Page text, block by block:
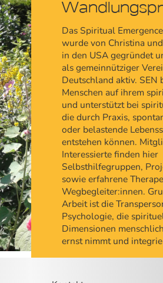
Das Spiritual
wurde von Christina
in den USA gegründet
als gemeinnütziger
Deutschland aktiv. SEN
Menschen auf ihrem
und unterstützt bei
die durch Praxis,
oder belastende
entstehen können.
Interessierte finden hier
Selbsthilfegruppen,
sowie erfahrene
Wegbegleiter:innen.
Arbeit ist die
Psychologie, die
Dimensionen
ernst nimmt und